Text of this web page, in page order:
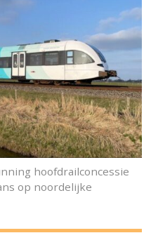
hoofdrailconcessie
op noordelijke